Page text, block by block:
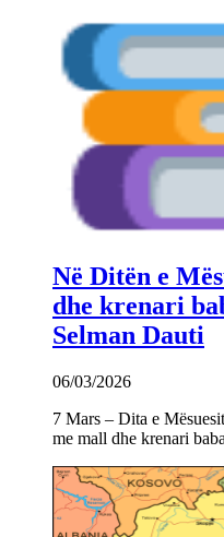
Në Ditën e
dhe krenari
Selman Dauti
06/03/2026
7 Mars – Dita e
me mall dhe krenari